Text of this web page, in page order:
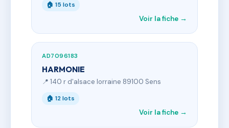
🏠 15 lots
Voir la fiche →
AD7096183
HARMONIE
📍 140 r d'alsace lorraine 89100 Sens
🏠 12 lots
Voir la fiche →